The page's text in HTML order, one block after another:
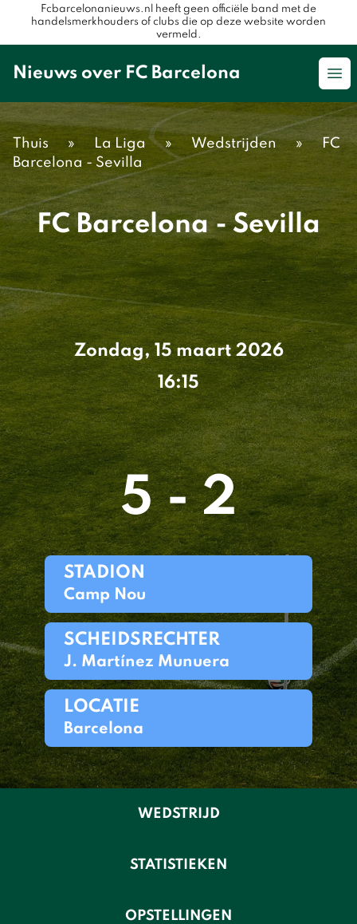
Fcbarcelonanieuws.nl heeft geen officiële band met de
handelsmerkhouders of clubs die op deze website worden
vermeld.
Nieuws over FC Barcelona
Thuis » La Liga » Wedstrijden »
FC
Barcelona - Sevilla
FC Barcelona - Sevilla
Zondag, 15 maart 2026
16:15
5 - 2
STADION
Camp Nou
SCHEIDSRECHTER
J. Martínez Munuera
LOCATIE
Barcelona
WEDSTRIJD
STATISTIEKEN
OPSTELLINGEN